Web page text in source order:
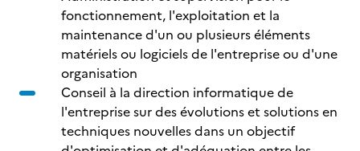
fonctionnement, l'exploitation et la
maintenance d'un ou plusieurs éléments
matériels ou logiciels de l'entreprise ou d'une
organisation
Conseil à la direction informatique de
l'entreprise sur des évolutions et solutions en
techniques nouvelles dans un objectif